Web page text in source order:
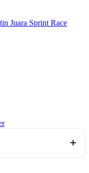
Juara Sprint Race